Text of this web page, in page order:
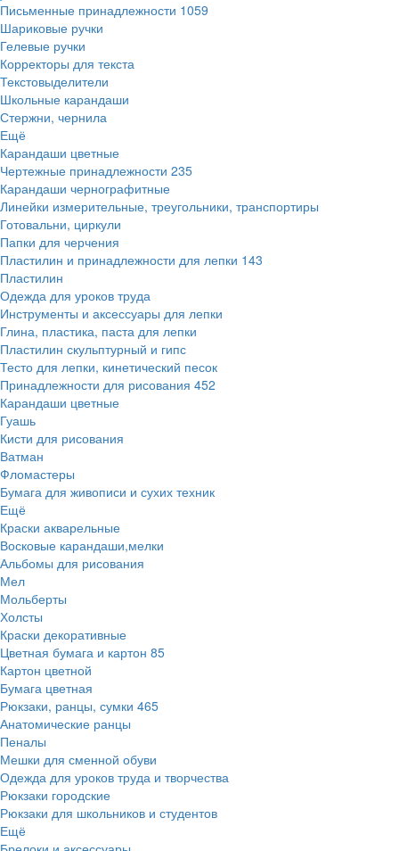
Письменные принадлежности 1059
Шариковые ручки
Гелевые ручки
Корректоры для текста
Текстовыделители
Школьные карандаши
Стержни, чернила
Ещё
Карандаши цветные
Чертежные принадлежности 235
Карандаши чернографитные
Линейки измерительные, треугольники, транспортиры
Готовальни, циркули
Папки для черчения
Пластилин и принадлежности для лепки 143
Пластилин
Одежда для уроков труда
Инструменты и аксессуары для лепки
Глина, пластика, паста для лепки
Пластилин скульптурный и гипс
Тесто для лепки, кинетический песок
Принадлежности для рисования 452
Карандаши цветные
Гуашь
Кисти для рисования
Ватман
Фломастеры
Бумага для живописи и сухих техник
Ещё
Краски акварельные
Восковые карандаши,мелки
Альбомы для рисования
Мел
Мольберты
Холсты
Краски декоративные
Цветная бумага и картон 85
Картон цветной
Бумага цветная
Рюкзаки, ранцы, сумки 465
Анатомические ранцы
Пеналы
Мешки для сменной обуви
Одежда для уроков труда и творчества
Рюкзаки городские
Рюкзаки для школьников и студентов
Ещё